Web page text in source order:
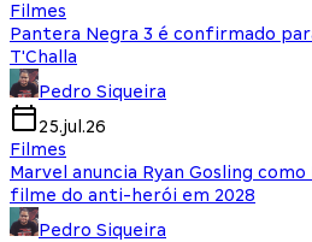
Filmes
Pantera Negra 3 é confirmado
T'Challa
Pedro Siqueira
25.jul.26
Filmes
Marvel anuncia Ryan Gosling
filme do anti-herói em 2028
Pedro Siqueira